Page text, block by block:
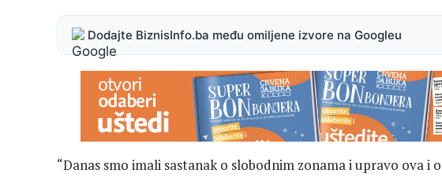
Dodajte BiznisInfo.ba među omiljene izvore na Googleu
“Danas smo imali sastanak o slobodnim zonama i upravo ova i